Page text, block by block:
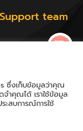
Support team
ซึ่งเก็บข้อมูลว่าคุณ
จำคุณได้ เราใช้ข้อมูล
ะสบการณ์การใช้